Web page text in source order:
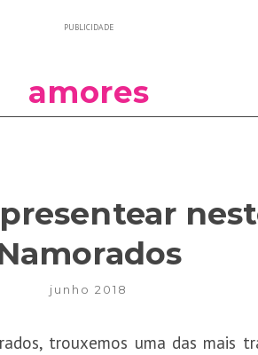
PUBLICIDADE
amores
junho 2018
trouxemos uma das mais